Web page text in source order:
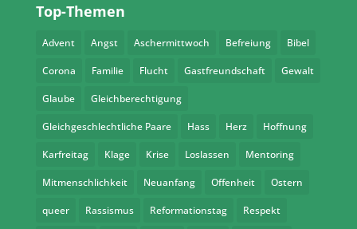
Top-Themen
Advent Angst Aschermittwoch Befreiung Bibel
Corona Familie Flucht Gastfreundschaft Gewalt
Glaube Gleichberechtigung
Gleichgeschlechtliche Paare Hass Herz Hoffnung
Karfreitag Klage Krise Loslassen Mentoring
Mitmenschlichkeit Neuanfang Offenheit Ostern
queer Rassismus Reformationstag Respekt